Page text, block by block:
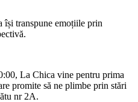
își transpune emoțiile prin
La Chica vine pentru prima
promite să ne plimbe prin stări
nr 2A.